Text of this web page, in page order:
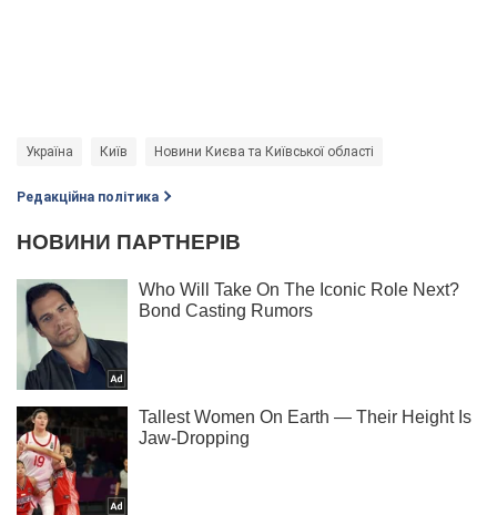
Україна Київ Новини Києва та Київської області
Редакційна політика